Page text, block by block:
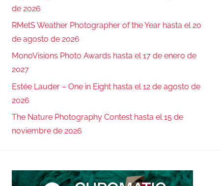
de 2026
RMetS Weather Photographer of the Year hasta el 20
de agosto de 2026
MonoVisions Photo Awards hasta el 17 de enero de
2027
Estée Lauder – One in Eight hasta el 12 de agosto de
2026
The Nature Photography Contest hasta el 15 de
noviembre de 2026